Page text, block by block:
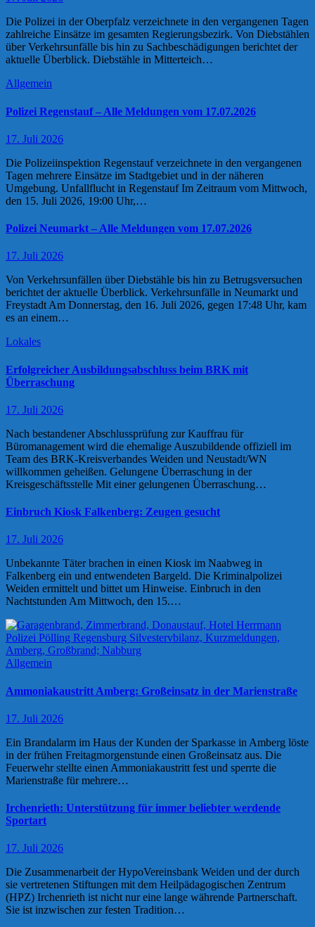
Die Polizei in der Oberpfalz verzeichnete in den vergangenen Tagen
zahlreiche Einsätze im gesamten Regierungsbezirk. Von Diebstählen
über Verkehrsunfälle bis hin zu Sachbeschädigungen berichtet der
aktuelle Überblick. Diebstähle in Mitterteich…
Allgemein
Polizei Regenstauf – Alle Meldungen vom 17.07.2026
17. Juli 2026
Die Polizeiinspektion Regenstauf verzeichnete in den vergangenen
Tagen mehrere Einsätze im Stadtgebiet und in der näheren
Umgebung. Unfallflucht in Regenstauf Im Zeitraum vom Mittwoch,
den 15. Juli 2026, 19:00 Uhr,…
Polizei Neumarkt – Alle Meldungen vom 17.07.2026
17. Juli 2026
Von Verkehrsunfällen über Diebstähle bis hin zu Betrugsversuchen
berichtet der aktuelle Überblick. Verkehrsunfälle in Neumarkt und
Freystadt Am Donnerstag, den 16. Juli 2026, gegen 17:48 Uhr, kam
es an einem…
Lokales
Erfolgreicher Ausbildungsabschluss beim BRK mit
Überraschung
17. Juli 2026
Nach bestandener Abschlussprüfung zur Kauffrau für
Büromanagement wird die ehemalige Auszubildende offiziell im
Team des BRK-Kreisverbandes Weiden und Neustadt/WN
willkommen geheißen. Gelungene Überraschung in der
Kreisgeschäftsstelle Mit einer gelungenen Überraschung…
Einbruch Kiosk Falkenberg: Zeugen gesucht
17. Juli 2026
Unbekannte Täter brachen in einen Kiosk im Naabweg in
Falkenberg ein und entwendeten Bargeld. Die Kriminalpolizei
Weiden ermittelt und bittet um Hinweise. Einbruch in den
Nachtstunden Am Mittwoch, den 15.…
Allgemein
Ammoniakaustritt Amberg: Großeinsatz in der Marienstraße
17. Juli 2026
Ein Brandalarm im Haus der Kunden der Sparkasse in Amberg löste
in der frühen Freitagmorgenstunde einen Großeinsatz aus. Die
Feuerwehr stellte einen Ammoniakaustritt fest und sperrte die
Marienstraße für mehrere…
Irchenrieth: Unterstützung für immer beliebter werdende
Sportart
17. Juli 2026
Die Zusammenarbeit der HypoVereinsbank Weiden und der durch
sie vertretenen Stiftungen mit dem Heilpädagogischen Zentrum
(HPZ) Irchenrieth ist nicht nur eine lange währende Partnerschaft.
Sie ist inzwischen zur festen Tradition…